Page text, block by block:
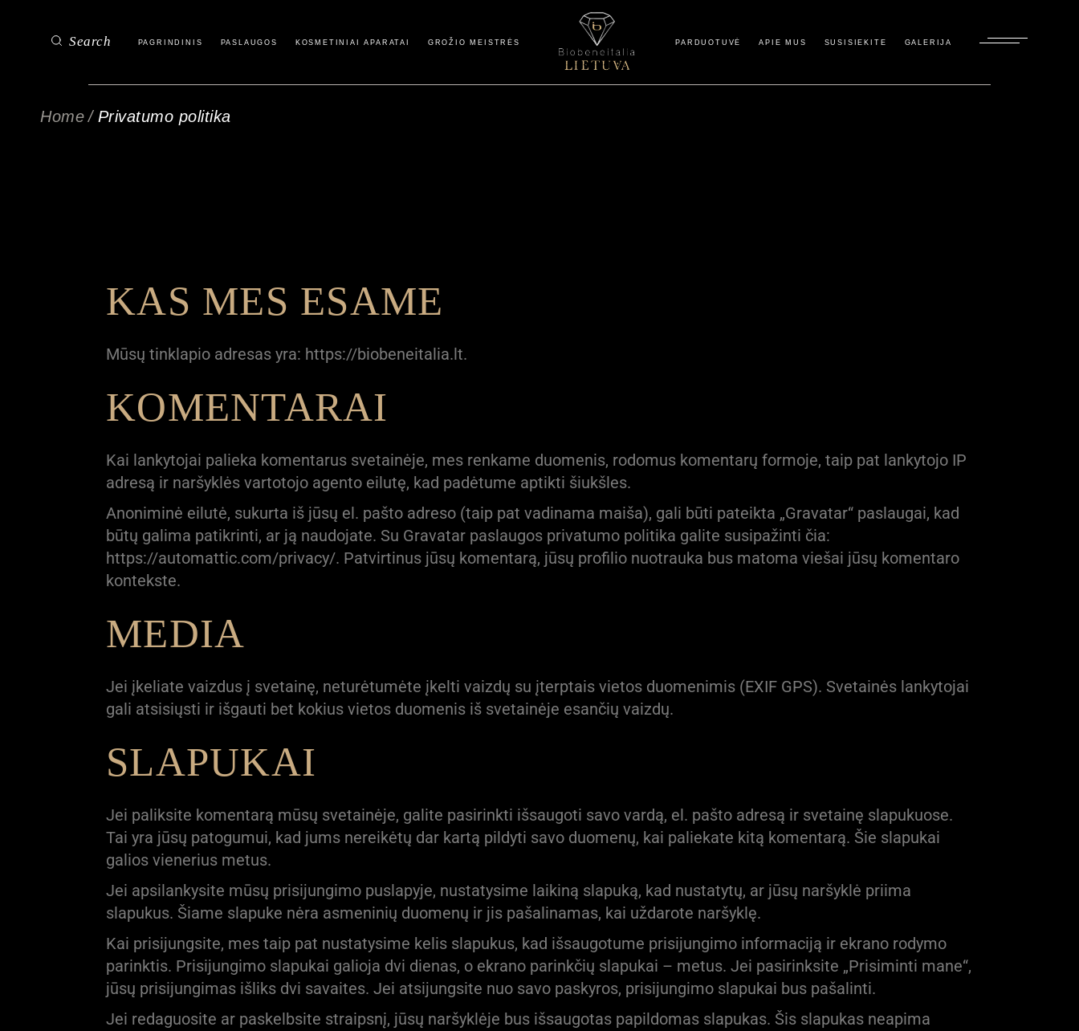
Search PAGRINDINIS PASLAUGOS
Kūno procedūros
KOSMETINIAI APARATAI GROŽIO MEISTRĖS PARDUOTUVĖ APIE MUS SUSISIEKITE GALERIJA
Spa procedūros
Manikiūras – Pedikiūras
Apmokėjimas
Home Privatumo politika
KAS MES ESAME
Mūsų tinklapio adresas yra: https://biobeneitalia.lt.
KOMENTARAI
Kai lankytojai palieka komentarus svetainėje, mes renkame duomenis, rodomus komentarų formoje, taip pat lankytojo IP
adresą ir naršyklės vartotojo agento eilutę, kad padėtume aptikti šiukšles.
Anoniminė eilutė, sukurta iš jūsų el. pašto adreso (taip pat vadinama maiša), gali būti pateikta „Gravatar“ paslaugai, kad
būtų galima patikrinti, ar ją naudojate. Su Gravatar paslaugos privatumo politika galite susipažinti čia:
https://automattic.com/privacy/. Patvirtinus jūsų komentarą, jūsų profilio nuotrauka bus matoma viešai jūsų komentaro
kontekste.
MEDIA
Jei įkeliate vaizdus į svetainę, neturėtumėte įkelti vaizdų su įterptais vietos duomenimis (EXIF GPS). Svetainės lankytojai
gali atsisiųsti ir išgauti bet kokius vietos duomenis iš svetainėje esančių vaizdų.
SLAPUKAI
Jei paliksite komentarą mūsų svetainėje, galite pasirinkti išsaugoti savo vardą, el. pašto adresą ir svetainę slapukuose.
Tai yra jūsų patogumui, kad jums nereikėtų dar kartą pildyti savo duomenų, kai paliekate kitą komentarą. Šie slapukai
galios vienerius metus.
Jei apsilankysite mūsų prisijungimo puslapyje, nustatysime laikiną slapuką, kad nustatytų, ar jūsų naršyklė priima
slapukus. Šiame slapuke nėra asmeninių duomenų ir jis pašalinamas, kai uždarote naršyklę.
Kai prisijungsite, mes taip pat nustatysime kelis slapukus, kad išsaugotume prisijungimo informaciją ir ekrano rodymo
parinktis. Prisijungimo slapukai galioja dvi dienas, o ekrano parinkčių slapukai – metus. Jei pasirinksite „Prisiminti mane“,
jūsų prisijungimas išliks dvi savaites. Jei atsijungsite nuo savo paskyros, prisijungimo slapukai bus pašalinti.
Jei redaguosite ar paskelbsite straipsnį, jūsų naršyklėje bus išsaugotas papildomas slapukas. Šis slapukas neapima